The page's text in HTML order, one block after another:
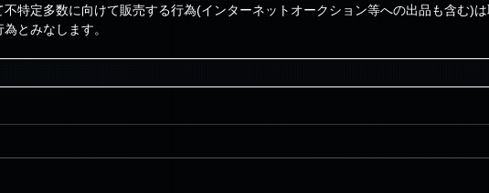
不特定多数に向けて販売する行為(インターネットオークション等への出品も含む)
とみなします。